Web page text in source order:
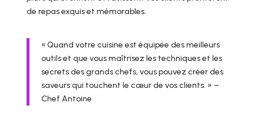
de repas exquis et mémorables.
« Quand votre cuisine est équipée des meilleurs
outils et que vous maîtrisez les techniques et les
secrets des grands chefs, vous pouvez créer des
saveurs qui touchent le cœur de vos clients. » –
Chef Antoine